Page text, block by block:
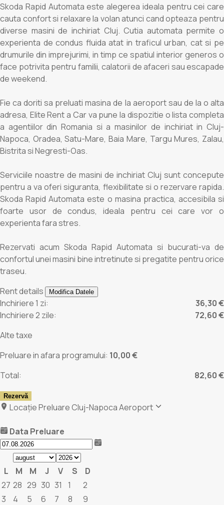
Skoda Rapid Automata este alegerea ideala pentru cei care
cauta confort si relaxare la volan atunci cand opteaza pentru
diverse masini de inchiriat Cluj. Cutia automata permite o
experienta de condus fluida atat in traficul urban, cat si pe
drumurile din imprejurimi, in timp ce spatiul interior generos o
face potrivita pentru familii, calatorii de afaceri sau escapade
de weekend.
Fie ca doriti sa preluati masina de la aeroport sau de la o alta
adresa, Elite Rent a Car va pune la dispozitie o lista completa
a agentiilor din Romania si a masinilor de inchiriat in Cluj-
Napoca, Oradea, Satu-Mare, Baia Mare, Targu Mures, Zalau,
Bistrita si Negresti-Oas.
Serviciile noastre de masini de inchiriat Cluj sunt concepute
pentru a va oferi siguranta, flexibilitate si o rezervare rapida.
Skoda Rapid Automata este o masina practica, accesibila si
foarte usor de condus, ideala pentru cei care vor o
experienta fara stres.
Rezervati acum Skoda Rapid Automata si bucurati-va de
confortul unei masini bine intretinute si pregatite pentru orice
traseu.
Rent details
Modifica Datele
Inchiriere 1 zi:
36,30 €
Inchiriere 2 zile:
72,60 €
Alte taxe
Preluare in afara programului: 10,00 €
Total:
82,60 €
Rezervă
Locație PreluareCluj-Napoca Aeroport
Data Preluare
L M M J V S
D
27 28 29 30 31 1
2
3
4 5 6 7 8
9